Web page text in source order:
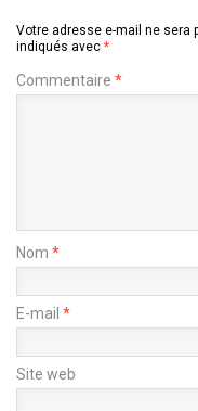
Votre adresse e-mail ne sera
indiqués avec *
Commentaire *
Nom *
E-mail *
Site web